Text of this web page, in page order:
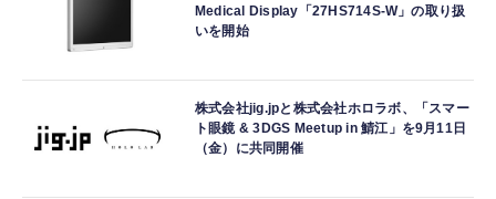
Medical Display「27HS714S-W」の取り扱
いを開始
株式会社jig.jpと株式会社ホロラボ、「スマー
ト眼鏡 & 3DGS Meetup in 鯖江」を9月11日
（金）に共同開催